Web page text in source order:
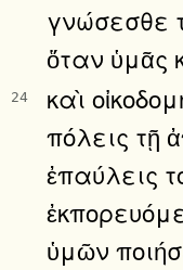
γνώσεσθε
ὅταν ὑμᾶς
24
καὶ
πόλεις τῇ
ἐπαύλεις
ὑμῶν